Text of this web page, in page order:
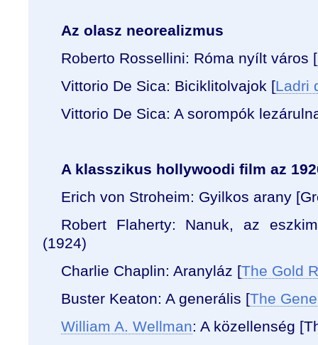
Az olasz neorealizmus
Roberto Rossellini: Róma nyílt város [
Vittorio De Sica: Biciklitolvajok [Ladri
Vittorio De Sica: A sorompók
A klasszikus hollywoodi film az
Erich von Stroheim: Gyilkos arany
Robert Flaherty: Nanuk, az
(1924)
Charlie Chaplin: Aranyláz [The Gold
Buster Keaton: A generális [The
William A. Wellman: A közellenség [